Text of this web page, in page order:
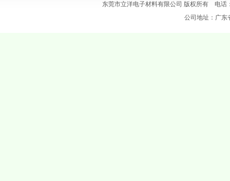
东莞市立洋电子材料有限公司 版权所有 电
公司地址：广东